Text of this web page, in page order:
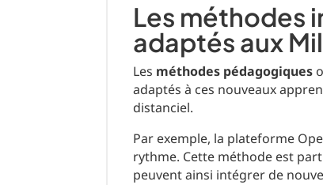
Les méthodes
adaptés aux
Les méthodes pédagogiques
adaptés à ces nouveaux
distanciel.
Par exemple, la plateforme
rythme. Cette méthode est
peuvent ainsi intégrer de